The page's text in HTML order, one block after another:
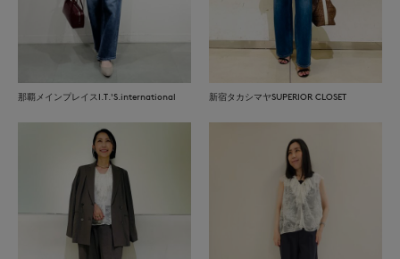
那覇メインプレイスI.T.'S.international 新宿タカシマヤSUPERIOR CLOSET